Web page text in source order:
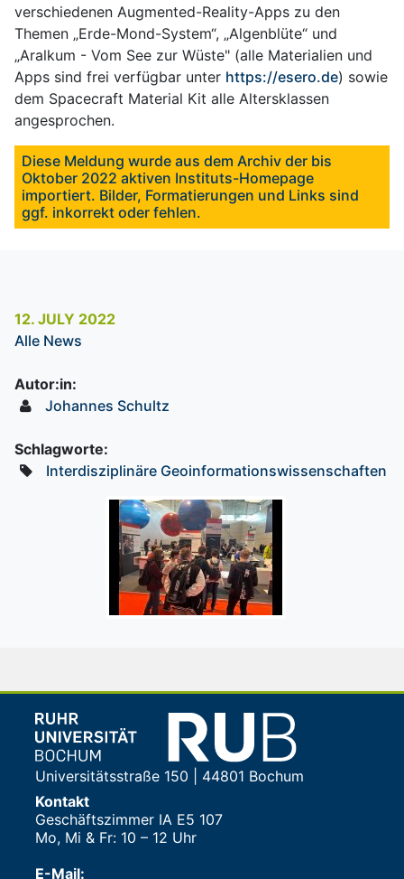
verschiedenen Augmented-Reality-Apps zu den
Themen „Erde-Mond-System“, „Algenblüte“ und
„Aralkum - Vom See zur Wüste" (alle Materialien und
Apps sind frei verfügbar unter https://esero.de) sowie
dem Spacecraft Material Kit alle Altersklassen
angesprochen.
Diese Meldung wurde aus dem Archiv der bis
Oktober 2022 aktiven Instituts-Homepage
importiert. Bilder, Formatierungen und Links sind
ggf. inkorrekt oder fehlen.
12. JULY 2022
Alle News
Autor:in:
Johannes Schultz
Schlagworte:
Interdisziplinäre Geoinformationswissenschaften
Universitätsstraße 150 | 44801 Bochum
Kontakt
Geschäftszimmer IA E5 107
Mo, Mi & Fr: 10 – 12 Uhr
E-Mail: